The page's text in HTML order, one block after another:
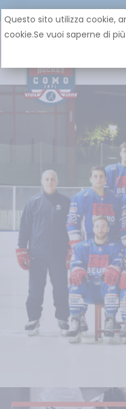
Questo sito utilizza cookie,
cookie.Se vuoi saperne di